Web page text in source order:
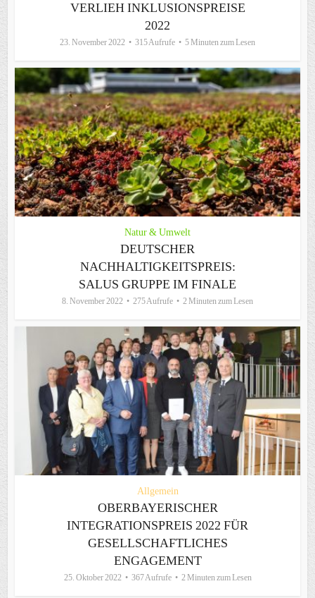
VERLIEH INKLUSIONSPREISE
2022
23. November 2022 315 Aufrufe 5 Minuten zum Lesen
Natur & Umwelt
DEUTSCHER
NACHHALTIGKEITSPREIS:
SALUS GRUPPE IM FINALE
8. November 2022 275 Aufrufe 2 Minuten zum Lesen
Allgemein
OBERBAYERISCHER
INTEGRATIONSPREIS 2022 FÜR
GESELLSCHAFTLICHES
ENGAGEMENT
25. Oktober 2022 367 Aufrufe 2 Minuten zum Lesen